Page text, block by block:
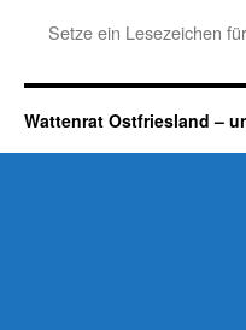
Setze ein Lesezeichen
Wattenrat Ostfriesland –